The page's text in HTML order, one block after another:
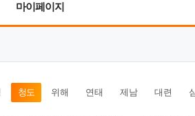
마이페이지
청도 위해 연태 제남 대련